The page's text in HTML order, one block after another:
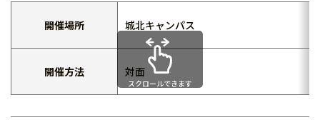
開催場所 城北キャンパス
開催方法 対面
スクロールできます